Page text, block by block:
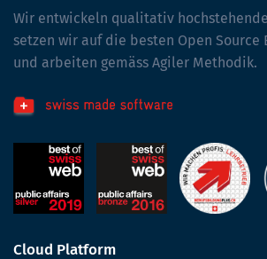
Wir entwickeln qualitativ
setzen wir auf die besten Open Source
und arbeiten gemäss Agiler Methodik.
Cloud Platform